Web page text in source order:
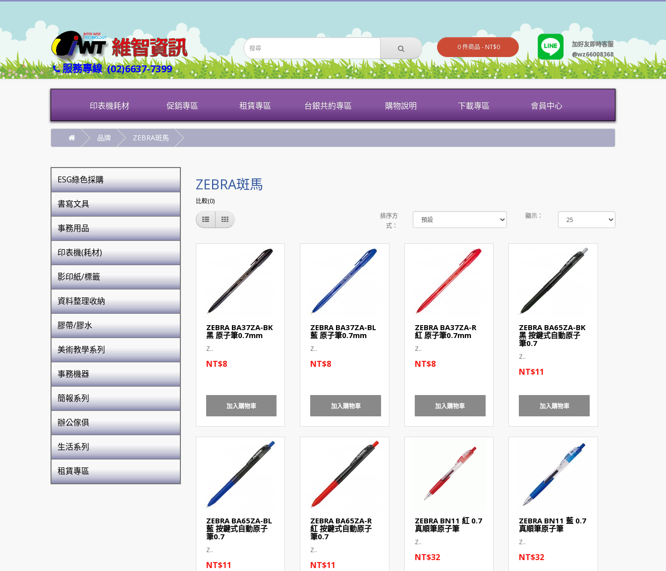
服務專線(02)6637-7399
0 件商品 - NT$0
加好友即時客服
@wz66008368
印表機耗材 促銷專區 租賃專區 台銀共約專區 購物說明 下載專區 會員中心
品牌 ZEBRA斑馬
ESG綠色採購
書寫文具
事務用品
印表機(耗材)
影印紙/標籤
資料整理收納
膠帶/膠水
美術教學系列
事務機器
簡報系列
辦公傢俱
生活系列
租賃專區
ZEBRA斑馬
比較(0)
排序方
式：
顯示：
ZEBRA BA37ZA-BK
黑 原子筆0.7mm
Z..
NT$8
加入購物車
ZEBRA BA37ZA-BL
藍 原子筆0.7mm
Z..
NT$8
加入購物車
ZEBRA BA37ZA-R
紅 原子筆0.7mm
Z..
NT$8
加入購物車
ZEBRA BA65ZA-BK
黑 按鍵式自動原子
筆0.7
Z..
NT$11
加入購物車
ZEBRA BA65ZA-BL
藍 按鍵式自動原子
筆0.7
Z..
NT$11
ZEBRA BA65ZA-R
紅 按鍵式自動原子
筆0.7
Z..
NT$11
ZEBRA BN11 紅 0.7
真順筆原子筆
Z..
NT$32
ZEBRA BN11 藍 0.7
真順筆原子筆
Z..
NT$32